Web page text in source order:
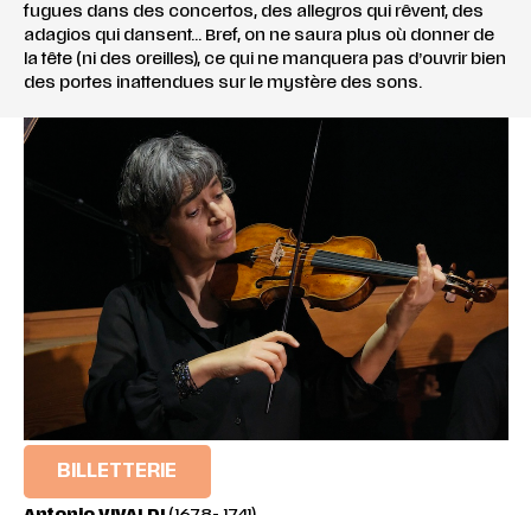
fugues dans des concertos, des allegros qui rêvent, des
adagios qui dansent… Bref, on ne saura plus où donner de
la tête (ni des oreilles), ce qui ne manquera pas d’ouvrir bien
des portes inattendues sur le mystère des sons.
BILLETTERIE